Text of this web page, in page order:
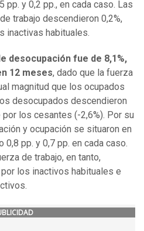
pp. y 0,2 pp., en cada caso. Las
trabajo descendieron 0,2%,
inactivas habituales.
desocupación fue de 8,1%,
12 meses, dado que la fuerza
magnitud que los ocupados
desocupados descendieron
los cesantes (-2,6%). Por su
y ocupación se situaron en
0,8 pp. y 0,7 pp. en cada caso.
de trabajo, en tanto,
los inactivos habituales e